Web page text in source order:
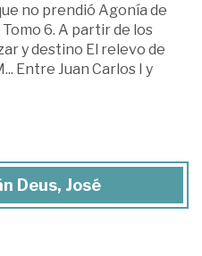
no prendió Agonía de
6. A partir de los
y destino El relevo de
Entre Juan Carlos I y
Deus, José